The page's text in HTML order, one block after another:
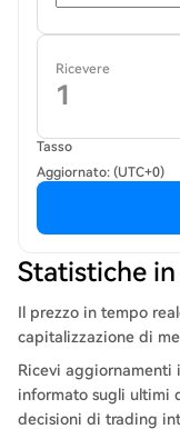
Ricevere
Tasso
Aggiornato: (UTC+0)
Statistiche
Il prezzo in tempo
capitalizzazione di
Ricevi aggiornamenti
informato sugli ultimi
decisioni di trading